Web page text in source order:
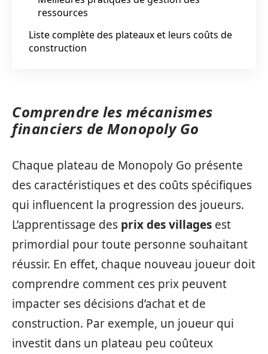
ressources
Liste complète des plateaux et leurs coûts de
construction
Comprendre les mécanismes
financiers de Monopoly Go
Chaque plateau de Monopoly Go présente
des caractéristiques et des coûts spécifiques
qui influencent la progression des joueurs.
L’apprentissage des prix des villages est
primordial pour toute personne souhaitant
réussir. En effet, chaque nouveau joueur doit
comprendre comment ces prix peuvent
impacter ses décisions d’achat et de
construction. Par exemple, un joueur qui
investit dans un plateau peu coûteux